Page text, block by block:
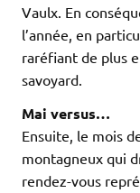
Vaulx. En
l’année, en
raréfiant de plus
savoyard.
Mai versus…
Ensuite, le mois
montagneux qui
rendez-vous